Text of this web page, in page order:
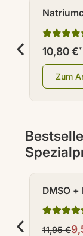
HDPE
10,80 €*
Zum
DMSO
11,95 €